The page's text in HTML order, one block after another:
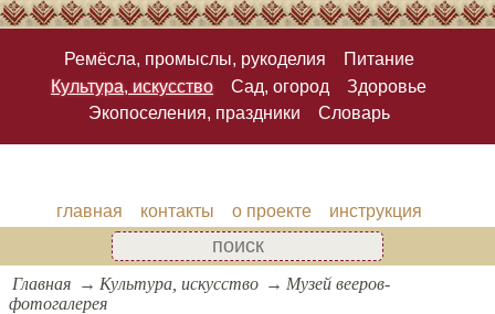
Ремёсла, промыслы, рукоделия
Питание
Культура, искусство
Сад, огород
Здоровье
Экопоселения, праздники
Словарь
главная контакты о проекте инструкция
Главная Культура, искусство
Музей вееров-
фотогалерея